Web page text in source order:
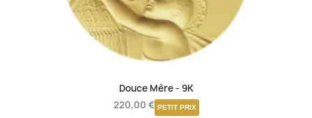
Douce Mère - 9K
220,00 € PETIT PRIX